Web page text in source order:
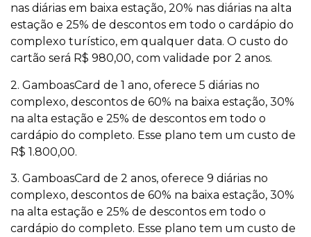
nas diárias em baixa estação, 20% nas diárias na alta
estação e 25% de descontos em todo o cardápio do
complexo turístico, em qualquer data. O custo do
cartão será R$ 980,00, com validade por 2 anos.
2. GamboasCard de 1 ano, oferece 5 diárias no
complexo, descontos de 60% na baixa estação, 30%
na alta estação e 25% de descontos em todo o
cardápio do completo. Esse plano tem um custo de
R$ 1.800,00.
3. GamboasCard de 2 anos, oferece 9 diárias no
complexo, descontos de 60% na baixa estação, 30%
na alta estação e 25% de descontos em todo o
cardápio do completo. Esse plano tem um custo de